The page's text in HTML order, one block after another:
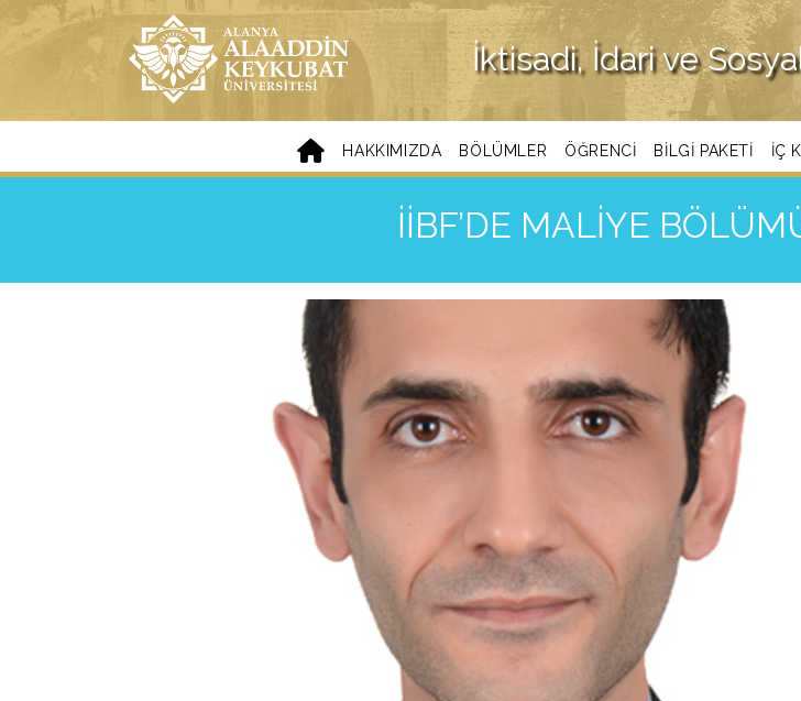
İktisadi, İdari ve
HAKKIMIZDA BÖLÜMLER ÖĞRENCI BILGI PAKETI İÇ
İİBF’DE MALİYE